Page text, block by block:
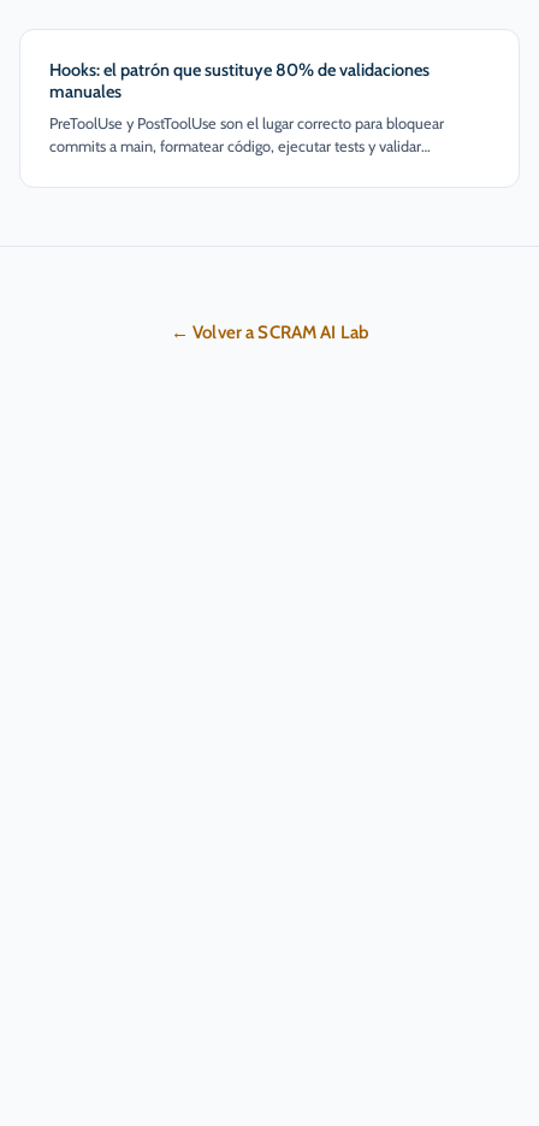
Hooks: el patrón que sustituye 80% de validaciones
manuales
PreToolUse y PostToolUse son el lugar correcto para bloquear
commits a main, formatear código, ejecutar tests y validar
← Volver a SCRAM AI Lab